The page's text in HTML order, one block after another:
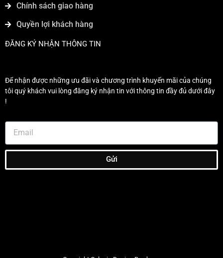
Chính sách giao hàng
Quyền lợi khách hàng
ĐĂNG KÝ NHẬN THÔNG TIN
Để nhận được những ưu đãi và chương trình khuyến mãi của chúng
tôi quý khách vui lòng đăng ký nhận tin với thông tin đầy đủ dưới đây
!
Gửi